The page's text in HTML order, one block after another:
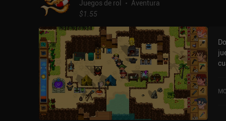
Juegos de rol
Aventura
$1.55
a